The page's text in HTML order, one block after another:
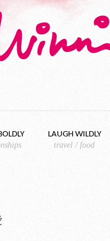
LAUGH WILDLY
travel / food